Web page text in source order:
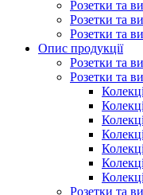
Розетки та
Розетки та
Розетки та
Опис продукції
Розетки та
Розетки та
Розетки та